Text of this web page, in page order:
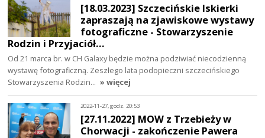
[18.03.2023] Szczecińskie Iskierki
zapraszają na zjawiskowe wystawy
fotograficzne - Stowarzyszenie
Rodzin i Przyjaciół…
Od 21 marca br. w CH Galaxy będzie można podziwiać niecodzienną
wystawę fotograficzną. Zeszłego lata podopieczni szczecińskiego
Stowarzyszenia Rodzin… » więcej
2022-11-27, godz. 20:53
[27.11.2022] MOW z Trzebieży w
Chorwacji - zakończenie Pawera